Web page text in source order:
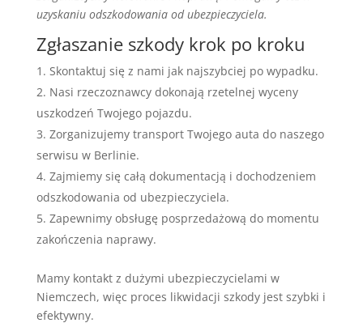
uzyskaniu odszkodowania od ubezpieczyciela.
Zgłaszanie szkody krok po kroku
Skontaktuj się z nami jak najszybciej po wypadku.
Nasi rzeczoznawcy dokonają rzetelnej wyceny
uszkodzeń Twojego pojazdu.
Zorganizujemy transport Twojego auta do naszego
serwisu w Berlinie.
Zajmiemy się całą dokumentacją i dochodzeniem
odszkodowania od ubezpieczyciela.
Zapewnimy obsługę posprzedażową do momentu
zakończenia naprawy.
Mamy kontakt z dużymi ubezpieczycielami w
Niemczech, więc proces likwidacji szkody jest szybki i
efektywny.